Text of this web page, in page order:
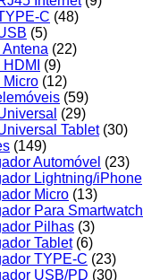
C (48)
(5)
(22)
(9)
Micro (12)
(59)
(29)
Tablet (30)
(149)
Automóvel (23)
Lightning/iPhone
Micro (13)
Para Smartwatch
Pilhas (3)
Tablet (6)
TYPE-C (23)
USB/PD (30)